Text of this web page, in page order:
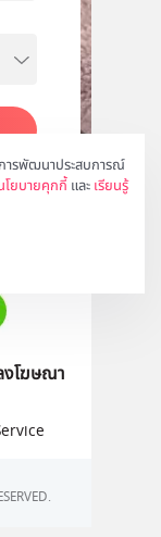
ารพัฒนาประสบการณ์
โยบายคุกกี้ และ เรียนรู้
โฆษณา